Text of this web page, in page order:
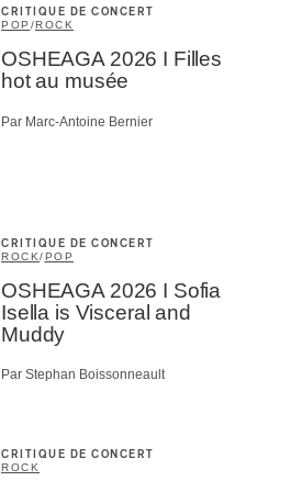
CRITIQUE DE CONCERT
POP /ROCK
OSHEAGA 2026 I Filles
hot au musée
Par Marc-Antoine Bernier
CRITIQUE DE CONCERT
ROCK/POP
OSHEAGA 2026 I Sofia
Isella is Visceral and
Muddy
Par Stephan Boissonneault
CRITIQUE DE CONCERT
ROCK